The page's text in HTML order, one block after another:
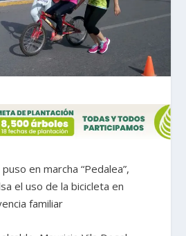
en marcha “Pedalea”,
el uso de la bicicleta en
familiar